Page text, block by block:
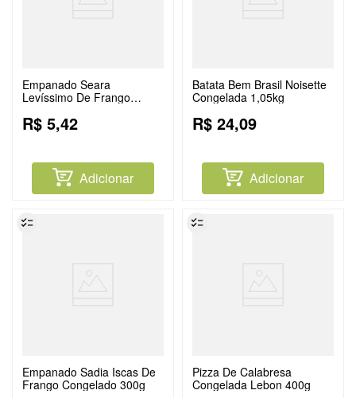
Empanado Seara
Levíssimo De Frango
De Lombo Cozido E Queijo
Sabor Mussarela 110g
R$ 5,42
Adicionar
Batata Bem Brasil Noisette
Congelada 1,05kg
R$ 24,09
Adicionar
Empanado Sadia Iscas De
Frango Congelado 300g
Pizza De Calabresa
Congelada Lebon 400g